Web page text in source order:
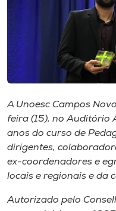
I.nova
Diplomados
Cultura
CPA
Biblioteca
A Unoesc Campos
feira (15), no Auditório
anos do curso de
dirigentes,
ex-coordenadores e
locais e regionais e da
Autorizado pelo